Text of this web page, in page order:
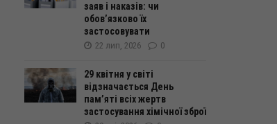
заяв і наказів: чи
обов’язково їх
застосовувати
22 лип, 2026 0
29 квітня у світі
відзначається День
пам’яті всіх жертв
застосування хімічної зброї